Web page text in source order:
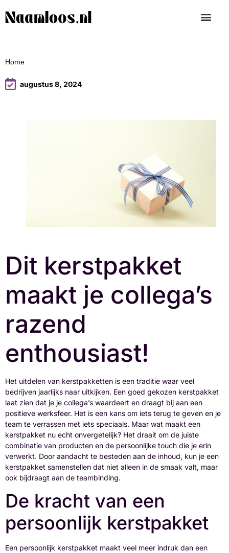
Home
augustus 8, 2024
Dit kerstpakket
maakt je collega’s
razend
enthousiast!
Het uitdelen van kerstpakketten is een traditie waar veel
bedrijven jaarlijks naar uitkijken. Een goed gekozen kerstpakket
laat zien dat je je collega’s waardeert en draagt bij aan een
positieve werksfeer. Het is een kans om iets terug te geven en je
team te verrassen met iets speciaals. Maar wat maakt een
kerstpakket nu echt onvergetelijk? Het draait om de juiste
combinatie van producten en de persoonlijke touch die je erin
verwerkt. Door aandacht te besteden aan de inhoud, kun je een
kerstpakket samenstellen dat niet alleen in de smaak valt, maar
ook bijdraagt aan de teambinding.
De kracht van een
persoonlijk kerstpakket
Een persoonlijk kerstpakket maakt veel meer indruk dan een